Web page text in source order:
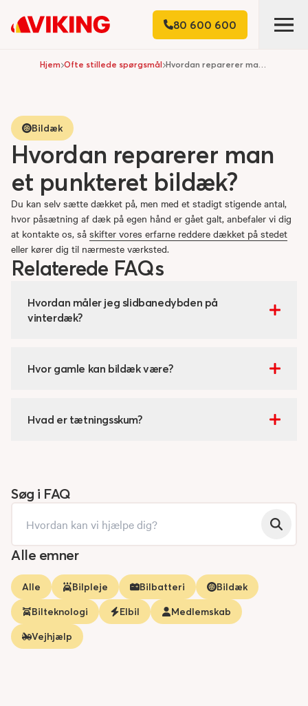
80 600 600
Hjem Ofte stillede spørgsmål Hvordan reparerer man et punkteret bildæk?
Bildæk
Hvordan reparerer man
et punkteret bildæk?
Du kan selv sætte dækket på, men med et stadigt stigende antal,
hvor påsætning af dæk på egen hånd er gået galt, anbefaler vi dig
at kontakte os, så skifter vores erfarne reddere dækket på stedet
eller kører dig til nærmeste værksted.
Relaterede FAQs
Hvordan måler jeg slidbanedybden på
vinterdæk?
Hvor gamle kan bildæk være?
Hvad er tætningsskum?
Søg i FAQ
Alle emner
Alle Bilpleje Bilbatteri
Bildæk
Bilteknologi
Elbil
Medlemskab
Vejhjælp